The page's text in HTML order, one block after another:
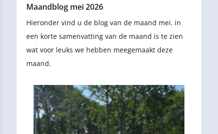
Maandblog mei 2026
Hieronder vind u de blog van de maand mei. in
een korte samenvatting van de maand is te zien
wat voor leuks we hebben meegemaakt deze
maand.